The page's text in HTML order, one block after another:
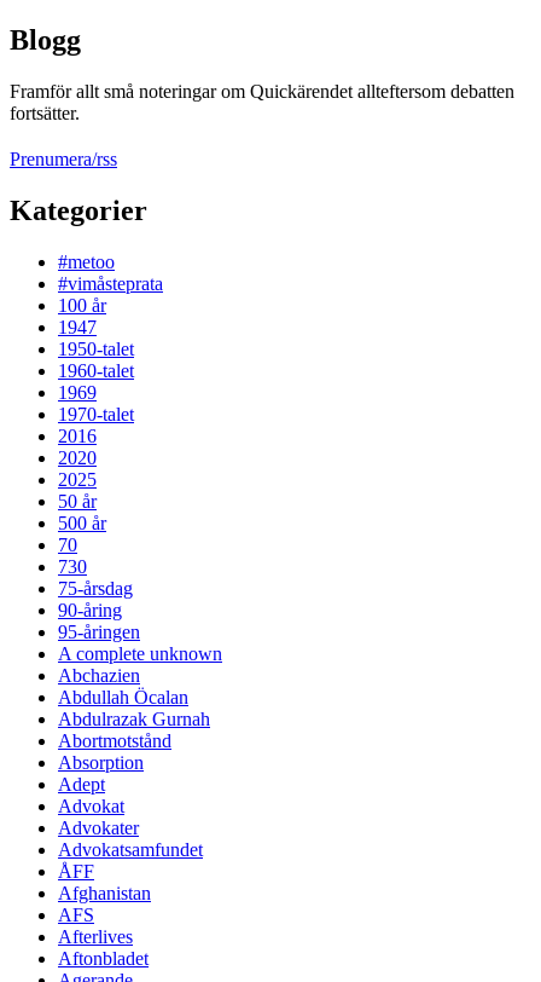
Blogg
Framför allt små noteringar om Quickärendet allteftersom debatten
fortsätter.
Prenumera/rss
Kategorier
#metoo
#vimåsteprata
100 år
1947
1950-talet
1960-talet
1969
1970-talet
2016
2020
2025
50 år
500 år
70
730
75-årsdag
90-åring
95-åringen
A complete unknown
Abchazien
Abdullah Öcalan
Abdulrazak Gurnah
Abortmotstånd
Absorption
Adept
Advokat
Advokater
Advokatsamfundet
ÅFF
Afghanistan
AFS
Afterlives
Aftonbladet